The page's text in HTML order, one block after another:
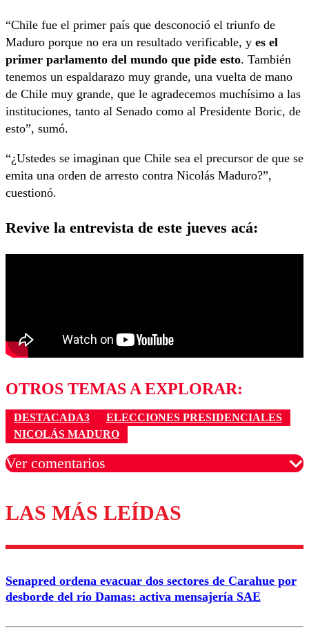
“Chile fue el primer país que desconoció el triunfo de
Maduro porque no era un resultado verificable, y es el
primer parlamento del mundo que pide esto. También
tenemos un espaldarazo muy grande, una vuelta de mano
de Chile muy grande, que le agradecemos muchísimo a las
instituciones, tanto al Senado como al Presidente Boric, de
esto”, sumó.
“¿Ustedes se imaginan que Chile sea el precursor de que se
emita una orden de arresto contra Nicolás Maduro?”,
cuestionó.
Revive la entrevista de este jueves acá:
OTROS TEMAS A EXPLORAR:
DESTACADA3
ELECCIONES PRESIDENCIALES
NICOLÁS MADURO
Ver comentarios
Los comentarios son moderados para garantizar un
diálogo respetuoso.
Nombre
Correo
LAS MÁS LEÍDAS
Senapred ordena evacuar dos sectores de Carahue por
desborde del río Damas: activa mensajería SAE